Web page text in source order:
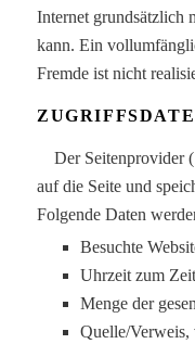
Internet grundsätzlich
kann. Ein
Fremde ist nicht
Der Seitenprovider
auf die Seite und
Folgende Daten
Besuchte
Uhrzeit zum
Menge der
Quelle/Verweis,